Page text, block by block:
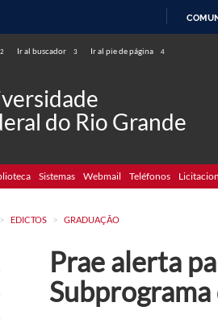
2 Ir al buscador 3 Ir al pie de página 4
do Rio Grande
Sistemas Webmail Teléfonos
> EDICTOS > GRADUAÇÃO
Prae alerta